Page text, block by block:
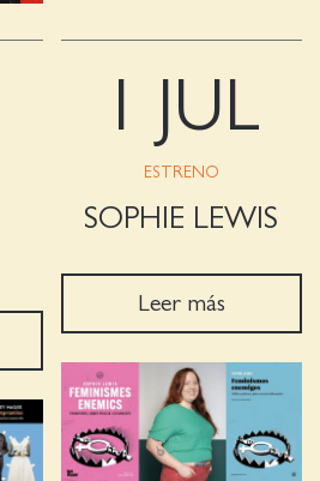
1 JUL
ESTRENO
SOPHIE LEWIS
Leer más